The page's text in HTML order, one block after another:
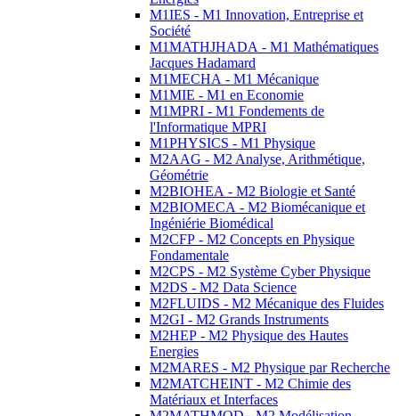
M1IES - M1 Innovation, Entreprise et
Société
M1MATHJHADA - M1 Mathématiques
Jacques Hadamard
M1MECHA - M1 Mécanique
M1MIE - M1 en Economie
M1MPRI - M1 Fondements de
l'Informatique MPRI
M1PHYSICS - M1 Physique
M2AAG - M2 Analyse, Arithmétique,
Géométrie
M2BIOHEA - M2 Biologie et Santé
M2BIOMECA - M2 Biomécanique et
Ingéniérie Biomédical
M2CFP - M2 Concepts en Physique
Fondamentale
M2CPS - M2 Système Cyber Physique
M2DS - M2 Data Science
M2FLUIDS - M2 Mécanique des Fluides
M2GI - M2 Grands Instruments
M2HEP - M2 Physique des Hautes
Energies
M2MARES - M2 Physique par Recherche
M2MATCHEINT - M2 Chimie des
Matériaux et Interfaces